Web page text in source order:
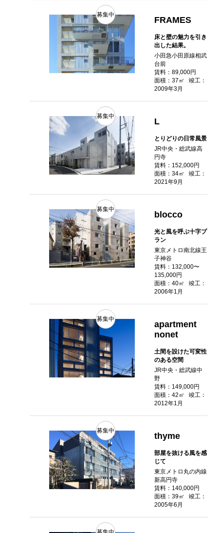
募集中
FRAMES
床と壁の魅力を引き
出した結果。
小田急小田原線相武
台前
賃料：89,000円
面積：37㎡
竣工：
2009年3月
募集中
L
とりどりの日常風景
JR中央・総武線高
円寺
賃料：152,000円
面積：34㎡
竣工：
2021年9月
募集中
blocco
光と風を呼ぶ十字プ
ラン
東京メトロ南北線王
子神谷
賃料：132,000〜
135,000円
面積：40㎡
竣工：
2006年1月
募集中
apartment
nonet
土間を設けた可変性
のある空間
JR中央・総武線中
野
賃料：149,000円
面積：42㎡
竣工：
2012年1月
募集中
thyme
部屋を抜ける風を感
じて
東京メトロ丸の内線
新高円寺
賃料：140,000円
面積：39㎡
竣工：
2005年6月